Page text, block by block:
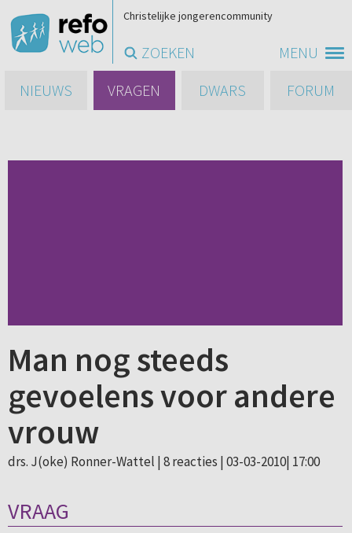
MENU
Christelijke jongerencommunity
ZOEKEN
NIEUWS
VRAGEN DWARS FORUM
Man nog steeds
gevoelens voor andere
vrouw
drs. J(oke) Ronner-Wattel | 8 reacties | 03-03-2010| 17:00
VRAAG